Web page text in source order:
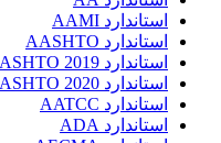
استاندارد AAMI
استاندارد AASHTO
استاندارد AASHTO 2019
استاندارد AASHTO 2020
استاندارد AATCC
استاندارد ADA